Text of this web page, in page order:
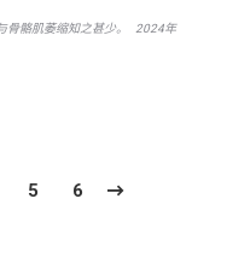
骨骼肌萎缩知之甚少。 2024年
5 6